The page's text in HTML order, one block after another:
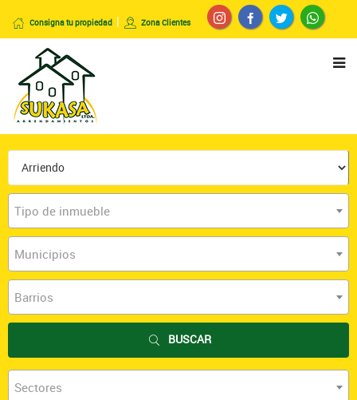
Consigna tu propiedad Zona Clientes
Tipo de inmueble
Municipios
Barrios
BUSCAR
Sectores